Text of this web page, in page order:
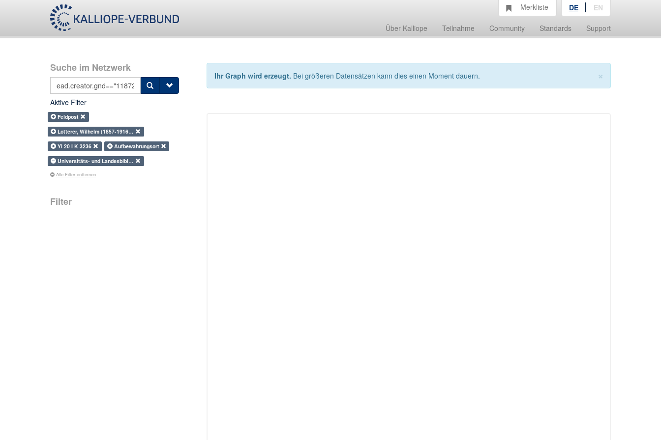
Über Kalliope Teilnahme Community Standards Support
Merkliste DE EN
Suche im Netzwerk
Aktive Filter
Feldpost
Lotterer, Wilhelm (1857-1916…
Yi 20 I K 3236
Aufbewahrungsort
Universitäts- und Landesbibl…
Alle Filter entfernen
Filter
×
Ihr Graph wird erzeugt. Bei größeren Datensätzen kann dies einen Moment dauern.